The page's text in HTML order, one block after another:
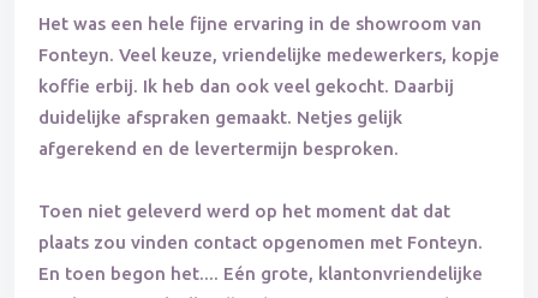
Het was een hele fijne ervaring in de showroom van
Fonteyn. Veel keuze, vriendelijke medewerkers, kopje
koffie erbij. Ik heb dan ook veel gekocht. Daarbij
duidelijke afspraken gemaakt. Netjes gelijk
afgerekend en de levertermijn besproken.
Toen niet geleverd werd op het moment dat dat
plaats zou vinden contact opgenomen met Fonteyn.
En toen begon het.... Eén grote, klantonvriendelijke